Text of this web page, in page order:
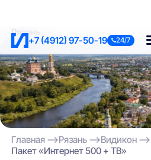
+7 (4912) 97-50-19 24/7
Рязань
Главная Рязань
Видикон
Пакет «Интернет 500 + ТВ»